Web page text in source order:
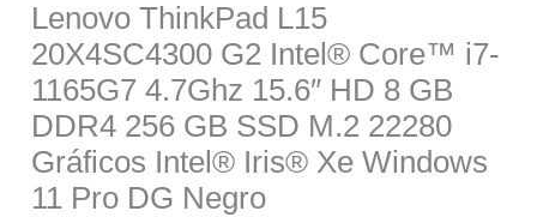
Lenovo ThinkPad L15
20X4SC4300 G2 Intel® Core™ i7-
1165G7 4.7Ghz 15.6″ HD 8 GB
DDR4 256 GB SSD M.2 22280
Gráficos Intel® Iris® Xe Windows
11 Pro DG Negro